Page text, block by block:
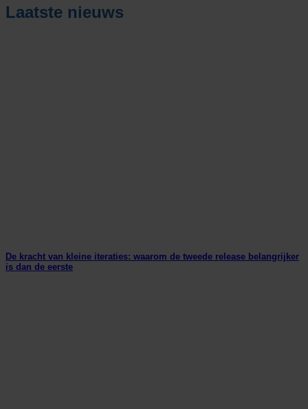
Laatste nieuws
De kracht van kleine iteraties: waarom de tweede release belangrijker
is dan de eerste